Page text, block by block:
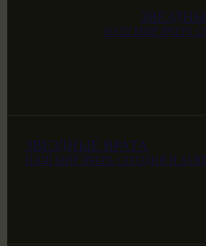
НАШ МИР ВЧЕРА
ЗВЕЗДНЫЕ ВРАТА
НАШ МИР ВЧЕРА СЕГОДНЯ И